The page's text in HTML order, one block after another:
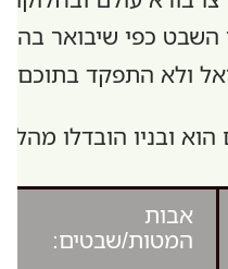
השבט כפי שיבואר
ולא התפקד
ובניו הובדלו
אבות
המטות/שבטים: